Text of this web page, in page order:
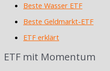
Beste Wasser ETF
Beste Geldmarkt-ETF
ETF erklärt
ETF mit Momentum